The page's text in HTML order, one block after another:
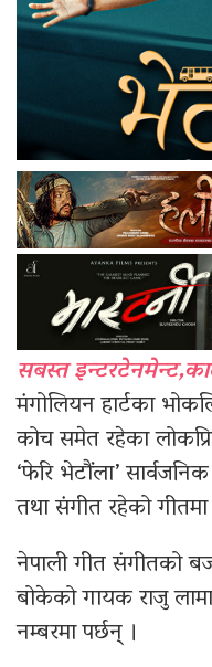
सबस्त
मंगोलियन हार्टका
कोच समेत रहेका
‘फेरि भेटौंला’
तथा संगीत रहेको
नेपाली गीत संगीतको
बोकेको गायक राजु
नम्बरमा पर्छन् ।